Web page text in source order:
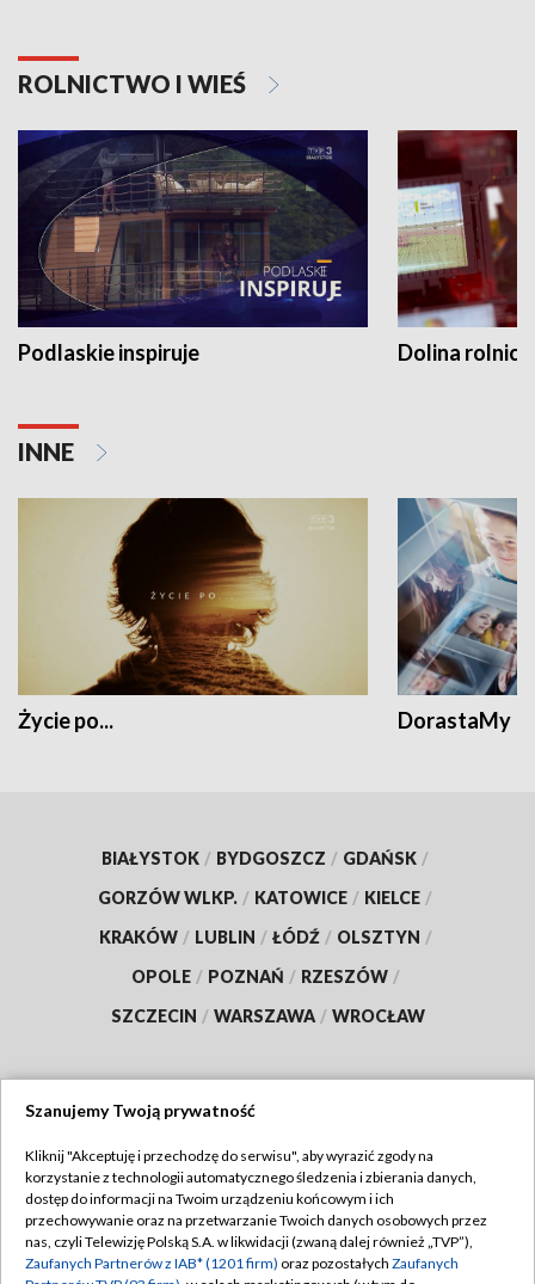
ROLNICTWO I WIEŚ
Podlaskie inspiruje Dolina
INNE
Życie po... DorastaMy
BIAŁYSTOK / BYDGOSZCZ / GDAŃSK /
GORZÓW WLKP. / KATOWICE / KIELCE /
KRAKÓW / LUBLIN / ŁÓDŹ / OLSZTYN /
OPOLE / POZNAŃ / RZESZÓW /
SZCZECIN / WARSZAWA / WROCŁAW
TVP
Abonament TVP
Emisja w TVP
Regulamin TVP
Polityka prywatności
Szanujemy Twoją prywatność
Kliknij "Akceptuję i przechodzę do serwisu", aby wyrazić zgody na
korzystanie z technologii automatycznego śledzenia i zbierania danych,
dostęp do informacji na Twoim urządzeniu końcowym i ich
przechowywanie oraz na przetwarzanie Twoich danych osobowych przez
nas, czyli Telewizję Polską S.A. w likwidacji (zwaną dalej również „TVP”),
Zaufanych Partnerów z IAB* (1201 firm) oraz pozostałych Zaufanych